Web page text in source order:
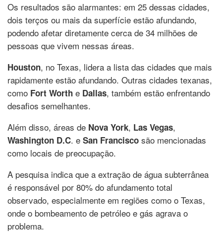
Os resultados são alarmantes: em 25 dessas cidades,
dois terços ou mais da superfície estão afundando,
podendo afetar diretamente cerca de 34 milhões de
pessoas que vivem nessas áreas.
Houston, no Texas, lidera a lista das cidades que mais
rapidamente estão afundando. Outras cidades texanas,
como Fort Worth e Dallas, também estão enfrentando
desafios semelhantes.
Além disso, áreas de Nova York, Las Vegas,
Washington D.C. e San Francisco são mencionadas
como locais de preocupação.
A pesquisa indica que a extração de água subterrânea
é responsável por 80% do afundamento total
observado, especialmente em regiões como o Texas,
onde o bombeamento de petróleo e gás agrava o
problema.